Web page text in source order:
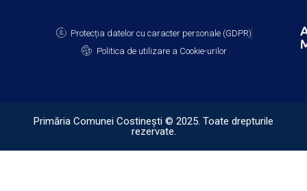
Protecția datelor cu caracter personale (GDPR)
Politica de utilizare a Cookie-urilor
Primăria Comunei Costinești © 2025. Toate drepturile
rezervate.